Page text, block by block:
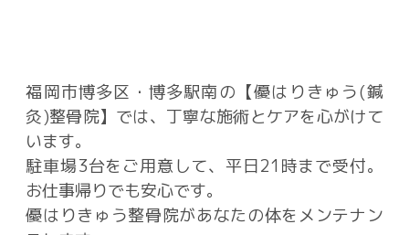
福岡市博多区・博多駅南の【優はりきゅう(鍼
灸)整骨院】では、丁寧な施術とケアを心がけて
います。
駐車場3台をご用意して、平日21時まで受付。
お仕事帰りでも安心です。
優はりきゅう整骨院があなたの体をメンテナン